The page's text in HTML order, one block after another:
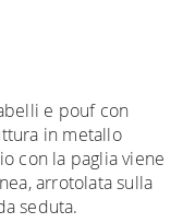
e pouf con
in metallo
con la paglia viene
arrotolata sulla
seduta.